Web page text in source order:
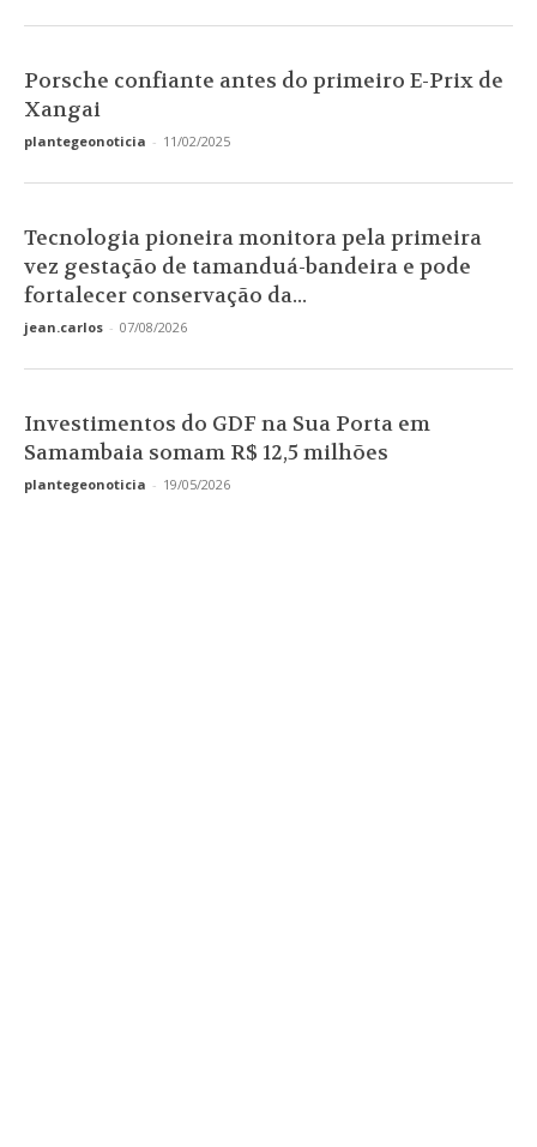
Porsche confiante antes do primeiro E-Prix de
Xangai
plantegeonoticia - 11/02/2025
Tecnologia pioneira monitora pela primeira
vez gestação de tamanduá-bandeira e pode
fortalecer conservação da...
jean.carlos - 07/08/2026
Investimentos do GDF na Sua Porta em
Samambaia somam R$ 12,5 milhões
plantegeonoticia - 19/05/2026